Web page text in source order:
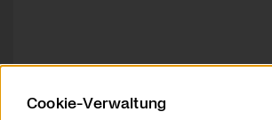
Cookie-Verwaltung